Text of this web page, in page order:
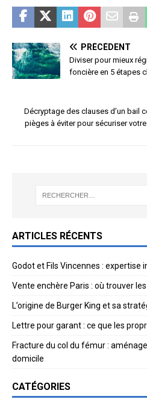
PRÉCÉDENT
Diviser pour mieux
foncière en 5 étapes
Décryptage des clauses d’un bail
pièges à éviter pour sécuriser
ARTICLES RÉCENTS
Godot et Fils Vincennes : expertise
Vente enchère Paris : où trouver
L’origine de Burger King et sa
Lettre pour garant : ce que les
Fracture du col du fémur :
domicile
CATÉGORIES